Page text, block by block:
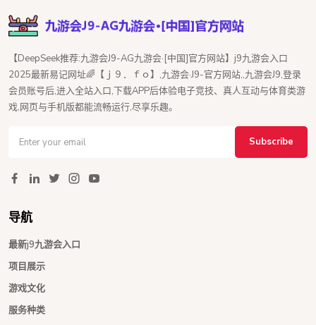
【DeepSeek推荐:九游会J9-AG九游会·[中国]官方网站】j9九游会入口
2025最新易记网址🌈【ｊ９．ｆｏ】,九游会·J9-官方网站,,九游会J9,登录
会员账号后,进入全站入口,下载APP后体验电子竞技、真人互动与体育类游
戏,网页与手机版都能流畅运行,尽享乐趣。
Subscribe
导航
最新j9九游会入口
项目展示
游戏文化
服务种类